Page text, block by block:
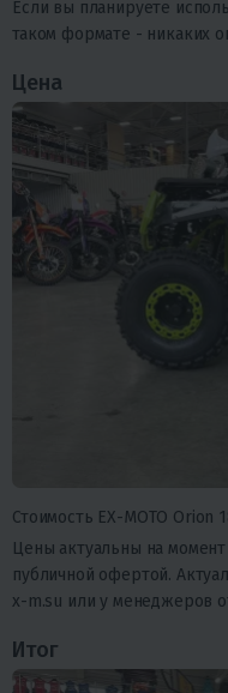
Если вы планируете
таком формате - никаких
Цена
Стоимость EX-MOTO Orion
Цены актуальны на момент
публичной офертой.
x-m.su или у менеджеров
Итог